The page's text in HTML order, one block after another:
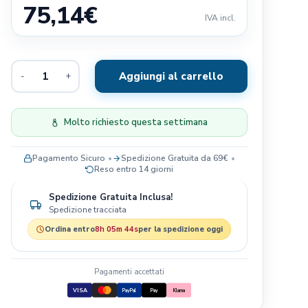
Exclusion
Terra Canis
Baldecchi
JRS- PET CARE
Savic
Blue Sky Clayworks
75,14€ IVA incl.
- + Aggiungi al carrello
Molto richiesto questa settimana
Pagamento Sicuro
Spedizione Gratuita da 69€
Reso entro 14 giorni
Spedizione Gratuita Inclusa!
Spedizione tracciata
Ordina entro8h 05m 43sper la spedizione oggi
Pagamenti accettati
VISA PayPal Pay Klarna